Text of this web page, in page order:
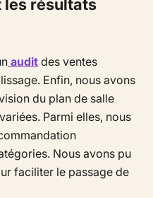
les résultats
audit des ventes
Enfin, nous avons
du plan de salle
Parmi elles, nous
Nous avons pu
faciliter le passage de